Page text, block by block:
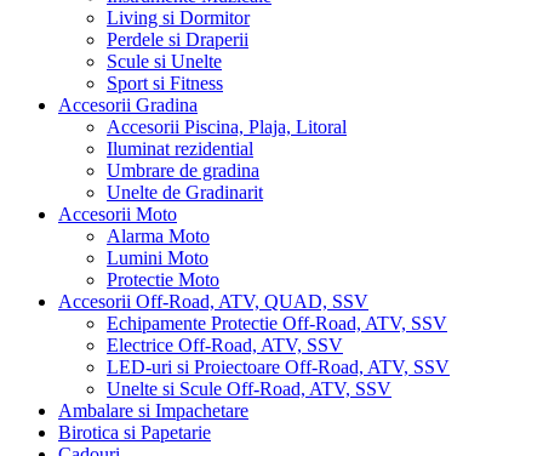
Living si Dormitor
Perdele si Draperii
Scule si Unelte
Sport si Fitness
Accesorii Gradina
Accesorii Piscina, Plaja, Litoral
Iluminat rezidential
Umbrare de gradina
Unelte de Gradinarit
Accesorii Moto
Alarma Moto
Lumini Moto
Protectie Moto
Accesorii Off-Road, ATV, QUAD, SSV
Echipamente Protectie Off-Road, ATV, SSV
Electrice Off-Road, ATV, SSV
LED-uri si Proiectoare Off-Road, ATV, SSV
Unelte si Scule Off-Road, ATV, SSV
Ambalare si Impachetare
Birotica si Papetarie